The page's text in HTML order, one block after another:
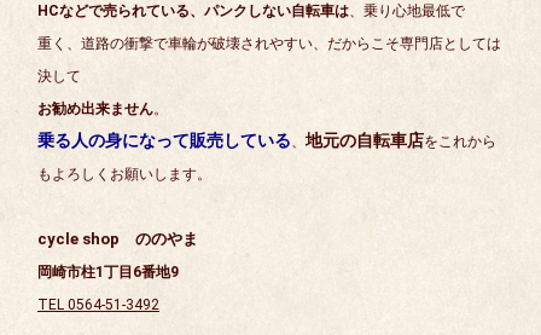
HCなどで売られている、パンクしない自転車は 、乗り心地最低で
重く、道路の衝撃で車輪が破壊されやすい、だからこそ専門店としては
決して
お勧め出来ません。
乗る人の身になって販売している 地元の自転車店をこれから
もよろしくお願いします。
cycle shop ののやま
岡崎市柱1丁目6番地9
TEL 0564-51-3492